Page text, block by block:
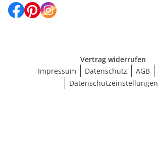
Vertrag widerrufen
Impressum
Datenschutz AGB
Datenschutzeinstellungen